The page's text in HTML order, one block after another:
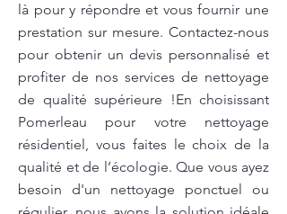
là pour y répondre et vous fournir une
prestation sur mesure. Contactez-nous
pour obtenir un devis personnalisé et
profiter de nos services de nettoyage
de qualité supérieure !En choisissant
Pomerleau pour votre nettoyage
résidentiel, vous faites le choix de la
qualité et de l’écologie. Que vous ayez
besoin d'un nettoyage ponctuel ou